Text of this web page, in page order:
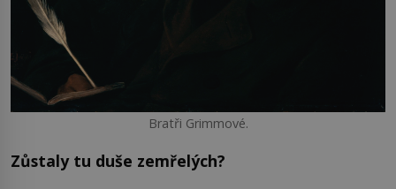
Bratři Grimmové.
Zůstaly tu duše zemřelých?